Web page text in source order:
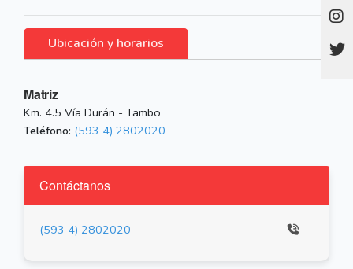
Ubicación y horarios
Matriz
Km. 4.5 Vía Durán - Tambo
Teléfono: (593 4) 2802020
Contáctanos
(593 4) 2802020